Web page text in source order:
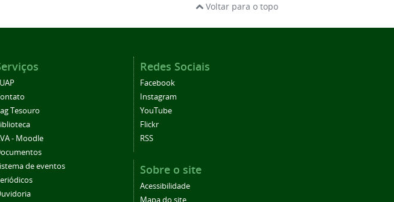
Voltar para o topo
Tesouro
- Moodle
de eventos
Redes Sociais
Facebook
Instagram
YouTube
Flickr
RSS
Sobre o site
Acessibilidade
Mapa do site